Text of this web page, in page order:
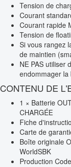
Tension de
Courant
Courant rapide
Tension de
Si vous rangez
de maintien
NE PAS utiliser
endommager la
CONTENU DE
1 × Batterie
CHARGÉE
Fiche
Carte de
Boîte originale
WorldSBK
Production